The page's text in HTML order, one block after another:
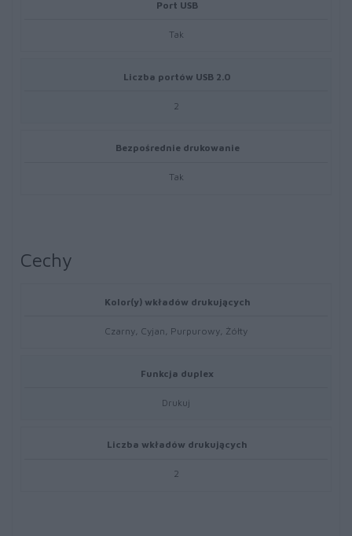
Port USB
Tak
Liczba portów USB 2.0
2
Bezpośrednie drukowanie
Tak
Cechy
Kolor(y) wkładów drukujących
Czarny, Cyjan, Purpurowy, Żółty
Funkcja duplex
Drukuj
Liczba wkładów drukujących
2